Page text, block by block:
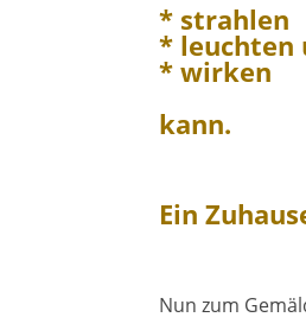
* strahlen
* leuchten
* wirken
kann.
Ein
Nun zum